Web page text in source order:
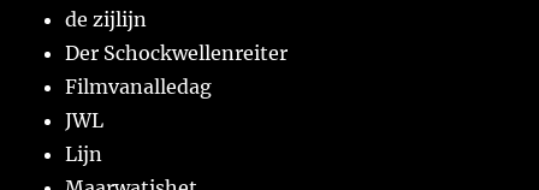
de zijlijn
Der Schockwellenreiter
Filmvanalledag
JWL
Lijn